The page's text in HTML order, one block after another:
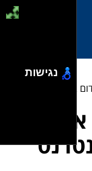
באינטרנט
נגישות